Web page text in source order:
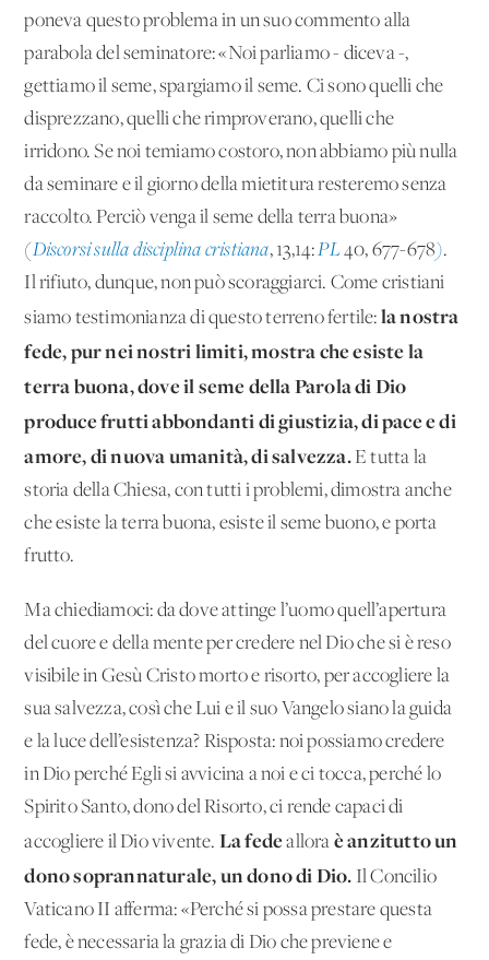
poneva questo problema in un suo commento alla
parabola del seminatore: «Noi parliamo - diceva -,
gettiamo il seme, spargiamo il seme. Ci sono quelli che
disprezzano, quelli che rimproverano, quelli che
irridono. Se noi temiamo costoro, non abbiamo più nulla
da seminare e il giorno della mietitura resteremo senza
raccolto. Perciò venga il seme della terra buona»
(Discorsi sulla disciplina cristiana, 13,14:PL40, 677-678).
Il rifiuto, dunque, non può scoraggiarci. Come cristiani
siamo testimonianza di questo terreno fertile: la nostra
fede, pur nei nostri limiti, mostra che esiste la
terra buona, dove il seme della Parola di Dio
produce frutti abbondanti di giustizia, di pace e di
amore, di nuova umanità, di salvezza.E tutta la
storia della Chiesa, con tutti i problemi, dimostra anche
che esiste la terra buona, esiste il seme buono, e porta
frutto.
Ma chiediamoci: da dove attinge l’uomo quell’apertura
del cuore e della mente per credere nel Dio che si è reso
visibile in Gesù Cristo morto e risorto, per accogliere la
sua salvezza, così che Lui e il suo Vangelo siano la guida
e la luce dell’esistenza? Risposta: noi possiamo credere
in Dio perché Egli si avvicina a noi e ci tocca, perché lo
Spirito Santo, dono del Risorto, ci rende capaci di
accogliere il Dio vivente. La fedeallora è anzitutto un
dono soprannaturale, un dono di Dio. Il Concilio
Vaticano II afferma: «Perché si possa prestare questa
fede, è necessaria la grazia di Dio che previene e